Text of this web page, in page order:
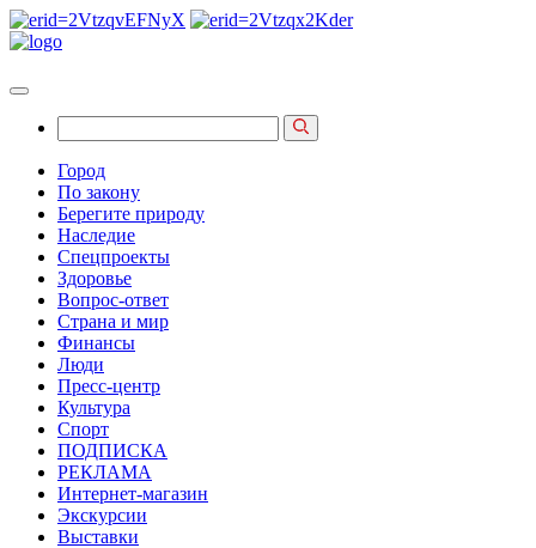
Город
По закону
Берегите природу
Наследие
Спецпроекты
Здоровье
Вопрос-ответ
Страна и мир
Финансы
Люди
Пресс-центр
Культура
Спорт
ПОДПИСКА
РЕКЛАМА
Интернет-магазин
Экскурсии
Выставки